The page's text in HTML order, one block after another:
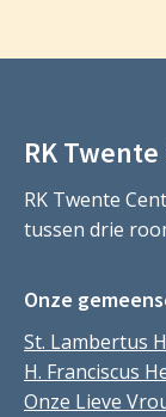
RK
RK Twente
tussen drie
Onze
St. Lambertus
H. Franciscus
Onze Lieve